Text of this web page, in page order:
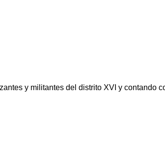
y militantes del distrito XVI y contando